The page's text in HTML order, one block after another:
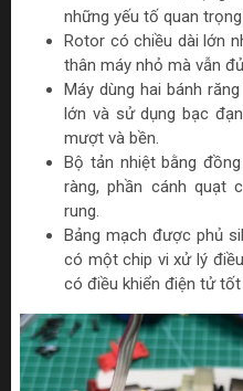
những yếu tố quan
Rotor có chiều dài lớn
thân máy nhỏ mà vẫn
Máy dùng hai bánh
lớn và sử dụng bạc
mượt và bền.
Bộ tản nhiệt bằng
ràng, phần cánh quạt
rung.
Bảng mạch được phủ
có một chip vi xử lý
có điều khiển điện tử tốt